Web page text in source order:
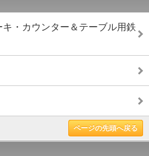
・カウンター＆テーブル用鉄
ページの先頭へ戻る